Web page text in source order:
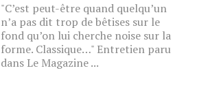
"C’est peut-être quand quelqu’un
n’a pas dit trop de bêtises sur le
fond qu’on lui cherche noise sur la
forme. Classique…" Entretien paru
dans Le Magazine ...